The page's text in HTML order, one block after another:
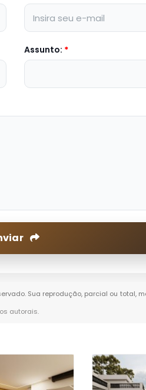
Assunto: *
Sua reprodução, parcial ou total,
autorais.